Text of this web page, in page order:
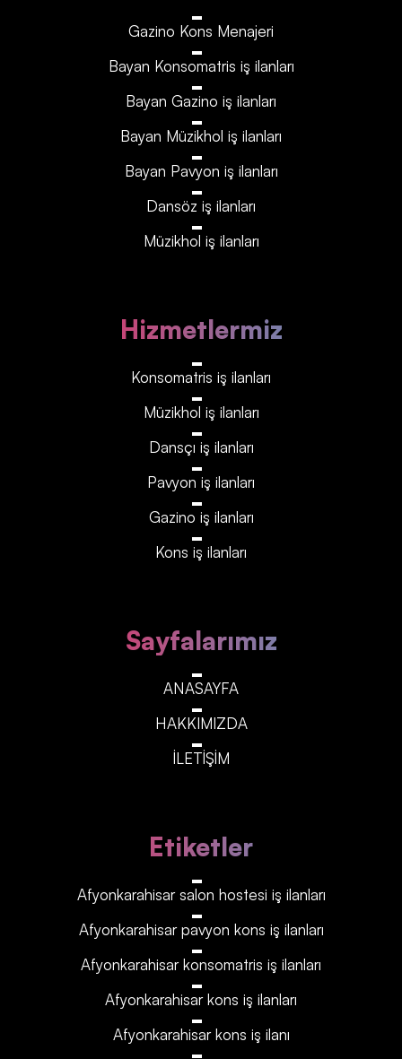
Gazino Kons Menajeri
Bayan Konsomatris iş ilanları
Bayan Gazino iş ilanları
Bayan Müzikhol iş ilanları
Bayan Pavyon iş ilanları
Dansöz iş ilanları
Müzikhol iş ilanları
Hizmetlermiz
Konsomatris iş ilanları
Müzikhol iş ilanları
Dansçı iş ilanları
Pavyon iş ilanları
Gazino iş ilanları
Kons iş ilanları
Sayfalarımız
ANASAYFA
HAKKIMIZDA
İLETİŞİM
Etiketler
Afyonkarahisar‎‎‎‎ salon hostesi iş ilanları
Afyonkarahisar‎‎‎‎ pavyon kons iş ilanları
Afyonkarahisar‎‎‎‎ konsomatris iş ilanları
Afyonkarahisar‎‎‎‎ kons iş ilanları
Afyonkarahisar‎‎‎‎ kons iş ilanı